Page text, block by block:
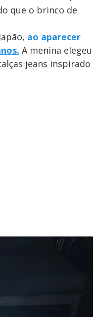
que o brinco de
ao aparecer
A menina elegeu
jeans inspirado